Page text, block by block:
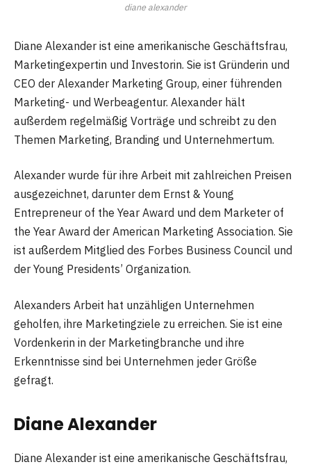
diane alexander
Diane Alexander ist eine amerikanische Geschäftsfrau,
Marketingexpertin und Investorin. Sie ist Gründerin und
CEO der Alexander Marketing Group, einer führenden
Marketing- und Werbeagentur. Alexander hält
außerdem regelmäßig Vorträge und schreibt zu den
Themen Marketing, Branding und Unternehmertum.
Alexander wurde für ihre Arbeit mit zahlreichen Preisen
ausgezeichnet, darunter dem Ernst & Young
Entrepreneur of the Year Award und dem Marketer of
the Year Award der American Marketing Association. Sie
ist außerdem Mitglied des Forbes Business Council und
der Young Presidents’ Organization.
Alexanders Arbeit hat unzähligen Unternehmen
geholfen, ihre Marketingziele zu erreichen. Sie ist eine
Vordenkerin in der Marketingbranche und ihre
Erkenntnisse sind bei Unternehmen jeder Größe
gefragt.
Diane Alexander
Diane Alexander ist eine amerikanische Geschäftsfrau,